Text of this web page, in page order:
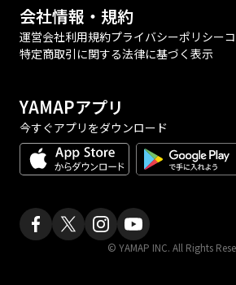
会社情報・規約
運営会社利用規約プライバシーポリシー
特定商取引に関する法律に基づく表示
YAMAPアプリ
今すぐアプリをダウンロード
© YAMAP INC. All Rights